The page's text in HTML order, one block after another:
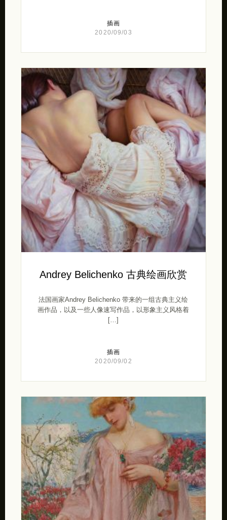
插画
2020/09/03
Andrey Belichenko 古典绘画欣赏
法国画家Andrey Belichenko 带来的一组古典主义绘
画作品，以及一些人像速写作品，以形象主义风格着
[…]
插画
2020/09/02